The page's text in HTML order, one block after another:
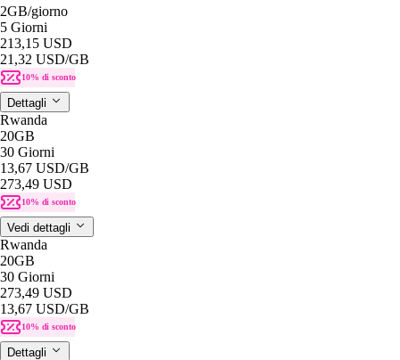
2GB/giorno
5 Giorni
213,15 USD
21,32 USD/GB
10% di sconto
Dettagli
Rwanda
20GB
30 Giorni
13,67 USD/GB
273,49 USD
10% di sconto
Vedi dettagli
Rwanda
20GB
30 Giorni
273,49 USD
13,67 USD/GB
10% di sconto
Dettagli